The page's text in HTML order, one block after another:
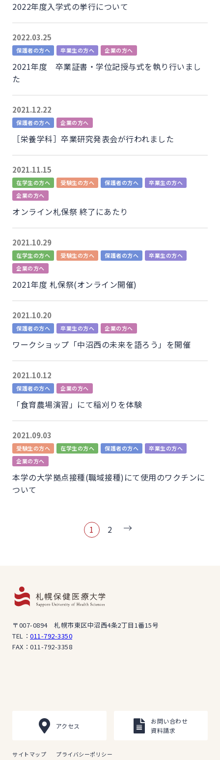
2022年度入学式の挙行について
2022.03.25
保護者の方へ 卒業生の方へ 企業の方へ
2021年度 卒業証書・学位記授与式を執り行いまし
た
2021.12.22
保護者の方へ 企業の方へ
［栄養学科］卒業研究発表会が行われました
2021.11.15
在学生の方へ 受験生の方へ 保護者の方へ
卒業生の方へ
企業の方へ
オンライン札保祭 終了にあたり
2021.10.29
在学生の方へ 受験生の方へ 保護者の方へ
卒業生の方へ
企業の方へ
2021年度 札保祭(オンライン開催)
2021.10.20
保護者の方へ 卒業生の方へ 企業の方へ
ワークショップ「中沼西の未来を語ろう」を開催
2021.10.12
保護者の方へ 企業の方へ
「食育農場演習」にて稲刈りを体験
2021.09.03
受験生の方へ 在学生の方へ 保護者の方へ
卒業生の方へ
企業の方へ
本学の大学拠点接種(職域接種)にて使用のワクチンに
ついて
1 2
〒007-0894 札幌市東区中沼西4条2丁目1番15号
TEL： 011-792-3350
FAX：011-792-3358
アクセス
お問い合わせ
資料請求
サイトマップ プライバシーポリシー